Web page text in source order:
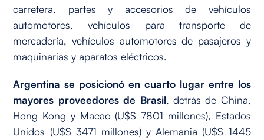
carretera, partes y accesorios de vehículos
automotores, vehículos para transporte de
mercadería, vehículos automotores de pasajeros y
maquinarias y aparatos eléctricos.
Argentina se posicionó en cuarto lugar entre los
mayores proveedores de Brasil, detrás de China,
Hong Kong y Macao (U$S 7801 millones), Estados
Unidos (U$S 3471 millones) y Alemania (U$S 1445